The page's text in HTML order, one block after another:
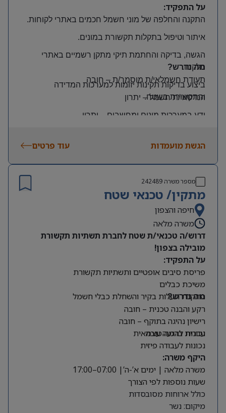
על התפקיד:
התקנה והחלפה של מוני חשמל חכמים באתרי לקוחות.
איתור וטיפול בתקלות תקשורת במונים.
הגשה, בדיקה והחתמת תיקי מתקן רשמיים באתרי
הלקוח.
ביצוע בדיקות תקינות יזומות למערכות המדידה
והתקשורת בשטח.
מה נדרש?
תעודת חשמלאי/ת מוסמך/ת – חובה
הנדסאי/ת חשמל– יתרון
ידע במערכות מונים ומחשבים יתרון
היקף משרה:
משרה מלאה | ימים: א’-ה’ | שעות: 8:00–17:00
תנאים:
רכב צמוד וטלפון סלולרי
שכר גבוה
מיקום: קדימה צורן
הגשת מועמדות עוד פרטים
מספר משרה242489
מתקין/ טכנאי שטח
חיפה והצפון
משרה מלאה
דרוש/ה טכנאי/ת שטח לחברת תשתיות תקשורת
מובילה בצפון!
על התפקיד:
פריסת סיבים אופטיים ותשתיות תקשורת
משיכת כבלים
התקנת תעלות בקיר והשחלת כבלי חשמל
מה נדרש?
רקע והבנה טכנית – חובה
רישיון נהיגה בתוקף – חובה
עברית ברמה טובה
נכונות להגעה עצמאית
נכונות לעבודה פיזית
היקף משרה:
משרה מלאה | ימים א’-ה’| 07:00–17:00
שעות נוספות לפי הצורך
כולל ארוחות מסובסדות
מיקום: נשר